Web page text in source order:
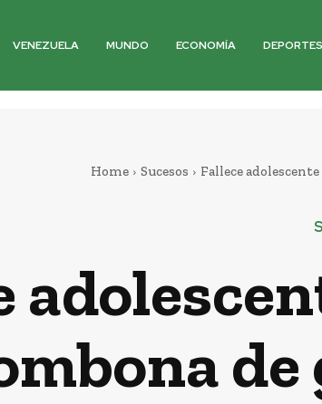
VENEZUELA MUNDO ECONOMÍA DEPORTES
Home Sucesos Fallece
de